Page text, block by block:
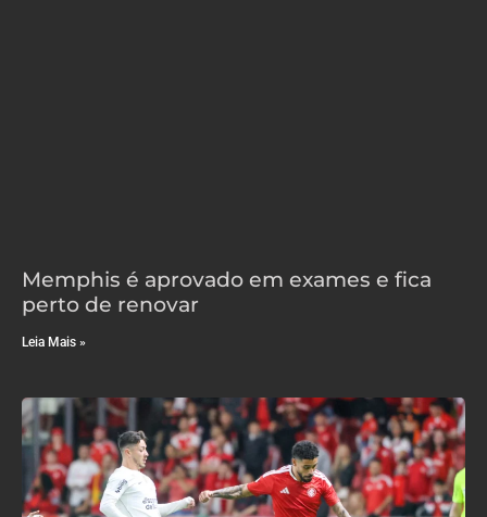
Memphis é aprovado em exames e fica
perto de renovar
Leia Mais »